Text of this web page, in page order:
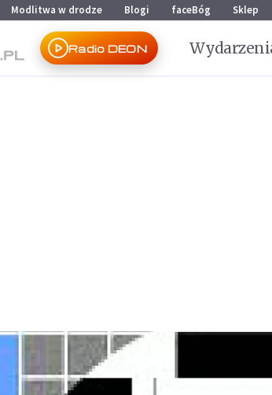
Modlitwa w drodze Blogi faceBóg Sklep
Radio DEON